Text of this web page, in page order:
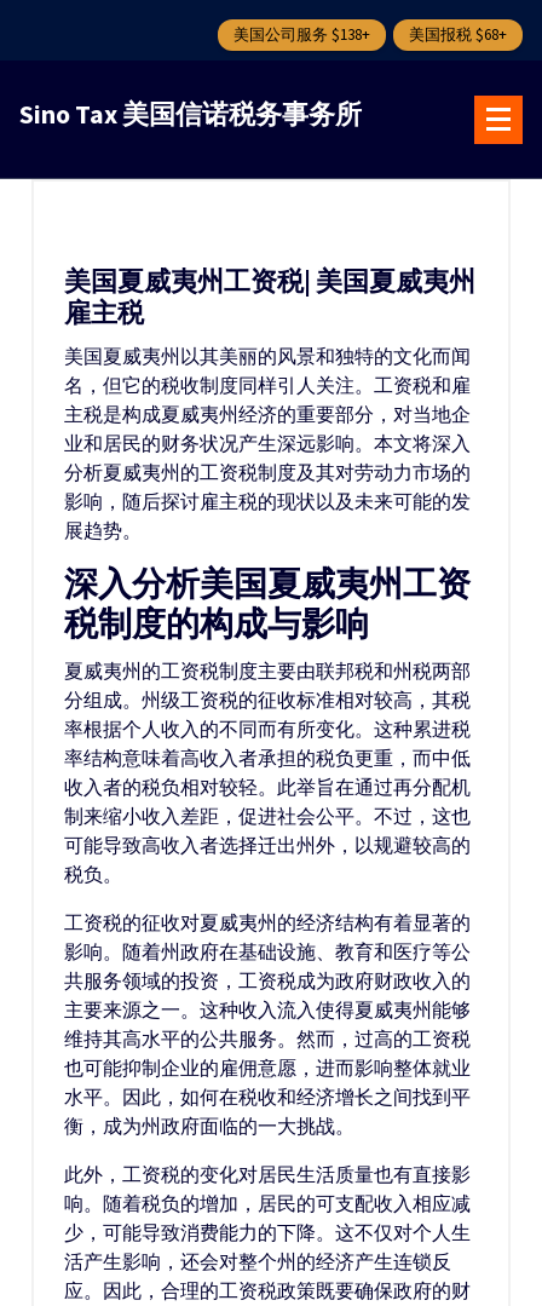
美国公司服务 $138+ 美国报税 $68+
Sino Tax 美国信诺税务事务所
美国夏威夷州工资税| 美国夏威夷州
雇主税
美国夏威夷州以其美丽的风景和独特的文化而闻
名，但它的税收制度同样引人关注。工资税和雇
主税是构成夏威夷州经济的重要部分，对当地企
业和居民的财务状况产生深远影响。本文将深入
分析夏威夷州的工资税制度及其对劳动力市场的
影响，随后探讨雇主税的现状以及未来可能的发
展趋势。
深入分析美国夏威夷州工资
税制度的构成与影响
夏威夷州的工资税制度主要由联邦税和州税两部
分组成。州级工资税的征收标准相对较高，其税
率根据个人收入的不同而有所变化。这种累进税
率结构意味着高收入者承担的税负更重，而中低
收入者的税负相对较轻。此举旨在通过再分配机
制来缩小收入差距，促进社会公平。不过，这也
可能导致高收入者选择迁出州外，以规避较高的
税负。
工资税的征收对夏威夷州的经济结构有着显著的
影响。随着州政府在基础设施、教育和医疗等公
共服务领域的投资，工资税成为政府财政收入的
主要来源之一。这种收入流入使得夏威夷州能够
维持其高水平的公共服务。然而，过高的工资税
也可能抑制企业的雇佣意愿，进而影响整体就业
水平。因此，如何在税收和经济增长之间找到平
衡，成为州政府面临的一大挑战。
此外，工资税的变化对居民生活质量也有直接影
响。随着税负的增加，居民的可支配收入相应减
少，可能导致消费能力的下降。这不仅对个人生
活产生影响，还会对整个州的经济产生连锁反
应。因此，合理的工资税政策既要确保政府的财